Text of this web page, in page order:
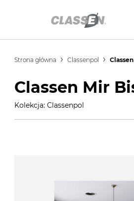
Strona główna Classenpol
Classen Mir
Kolekcja: Classenpol